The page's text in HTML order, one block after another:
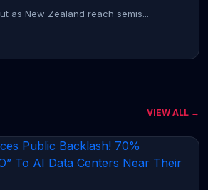
as New Zealand reach semis...
→
VIEW ALL →